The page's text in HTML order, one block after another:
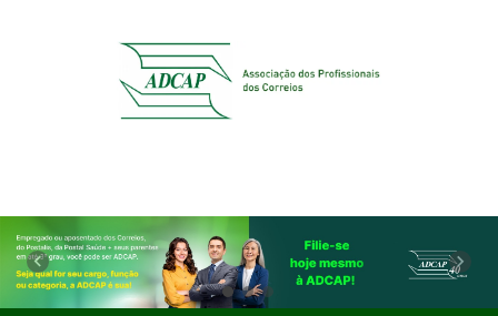
Previous Next